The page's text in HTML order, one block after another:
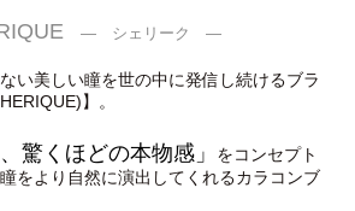
― シェリーク ―
い美しい瞳を世の中に発信し続けるブラ
】。
驚くほどの本物感」
をコンセプト
をより自然に演出してくれるカラコンブ